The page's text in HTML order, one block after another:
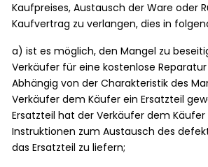
Kaufpreises, Austausch der Ware oder
Kaufvertrag zu verlangen, dies in
a) ist es möglich, den Mangel zu
Verkäufer für eine kostenlose
Abhängig von der Charakteristik des
Verkäufer dem Käufer ein Ersatzteil
Ersatzteil hat der Verkäufer dem
Instruktionen zum Austausch des
das Ersatzteil zu liefern;